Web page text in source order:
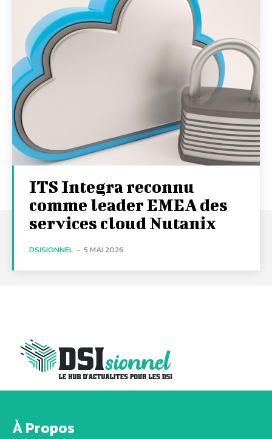
ITS Integra reconnu
comme leader EMEA des
services cloud Nutanix
DSISIONNEL - 5 MAI 2026
À Propos